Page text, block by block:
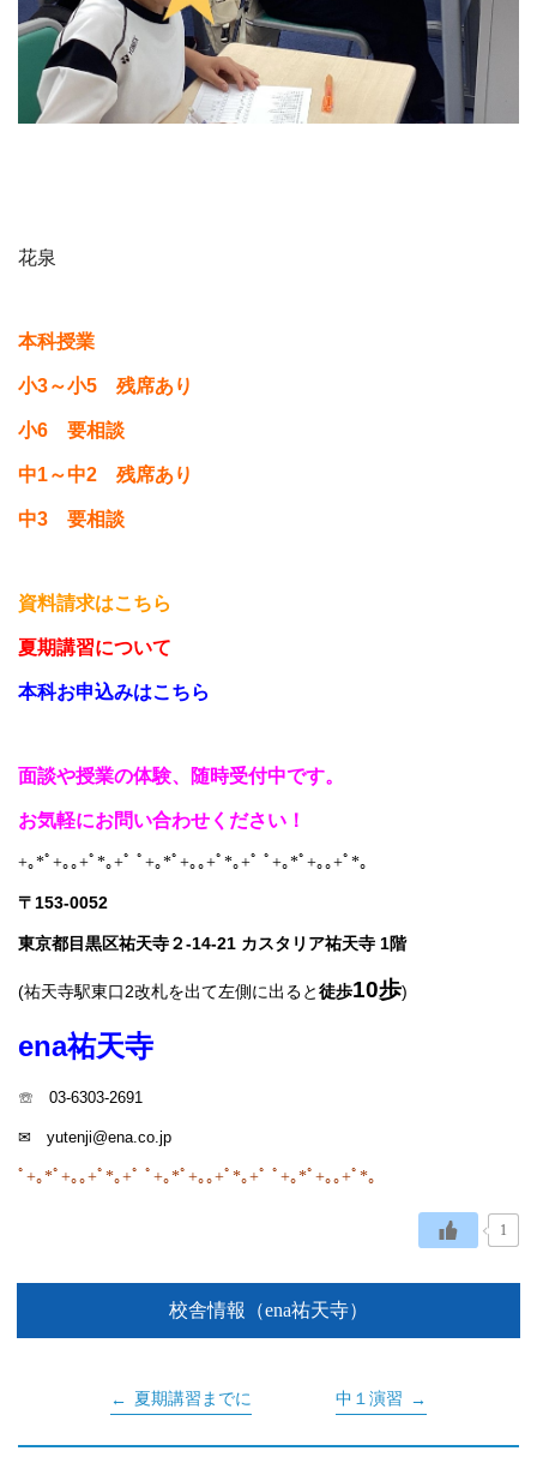
花泉
本科授業
小3～小5 残席あり
小6 要相談
中1～中2 残席あり
中3 要相談
資料請求はこちら
夏期講習について
本科お申込みはこちら
面談や授業の体験、随時受付中です。
お気軽にお問い合わせください！
+｡*ﾟ+｡｡+ﾟ*｡+ﾟ ﾟ+｡*ﾟ+｡｡+ﾟ*｡+ﾟ ﾟ+｡*ﾟ+｡｡+ﾟ*｡
〒153-0052
東京都目黒区祐天寺２-14-21 カスタリア祐天寺 1階
(祐天寺駅東口2改札を出て左側に出ると徒歩10歩)
ena祐天寺
☏ 03-6303-2691
✉ yutenji@ena.co.jp
ﾟ+｡*ﾟ+｡｡+ﾟ*｡+ﾟ ﾟ+｡*ﾟ+｡｡+ﾟ*｡+ﾟ ﾟ+｡*ﾟ+｡｡+ﾟ*｡
1
校舎情報（ena祐天寺）
夏期講習までに 中１演習